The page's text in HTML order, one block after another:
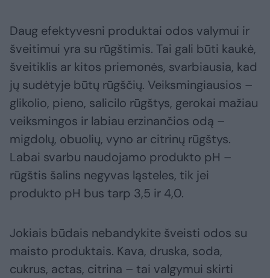
Daug efektyvesni produktai odos valymui ir
šveitimui yra su rūgštimis. Tai gali būti kaukė,
šveitiklis ar kitos priemonės, svarbiausia, kad
jų sudėtyje būtų rūgščių. Veiksmingiausios –
glikolio, pieno, salicilo rūgštys, gerokai mažiau
veiksmingos ir labiau erzinančios odą –
migdolų, obuolių, vyno ar citrinų rūgštys.
Labai svarbu naudojamo produkto pH –
rūgštis šalins negyvas ląsteles, tik jei
produkto pH bus tarp 3,5 ir 4,0.
Jokiais būdais nebandykite šveisti odos su
maisto produktais. Kava, druska, soda,
cukrus, actas, citrina – tai valgymui skirti